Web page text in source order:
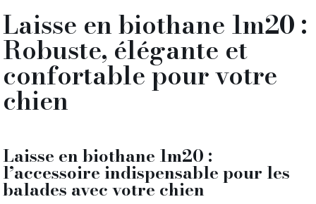
Laisse en biothane 1m20 :
Robuste, élégante et
confortable pour votre
chien
Laisse en biothane 1m20 :
l’accessoire indispensable pour les
balades avec votre chien